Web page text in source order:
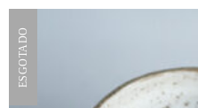
ESGOTADO